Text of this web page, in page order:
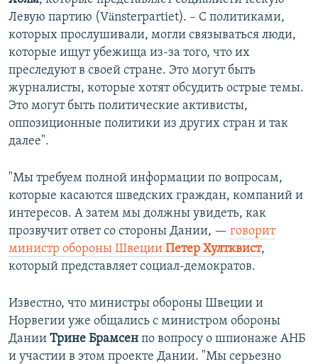
Левую партию (Vänsterpartiet). – С политиками,
которых прослушивали, могли связываться люди,
которые ищут убежища из-за того, что их
преследуют в своей стране. Это могут быть
журналисты, которые хотят обсудить острые темы.
Это могут быть политические активисты,
оппозиционные политики из других стран и так
далее".
"Мы требуем полной информации по вопросам,
которые касаются шведских граждан, компаний и
интересов. А затем мы должны увидеть, как
прозвучит ответ со стороны Дании, — говорит
министр обороны Швеции Петер Хултквист,
который представляет социал-демократов.
Известно, что министры обороны Швеции и
Норвегии уже общались с министром обороны
Дании Трине Брамсен по вопросу о шпионаже АНБ
и участии в этом проекте Дании. "Мы серьезно